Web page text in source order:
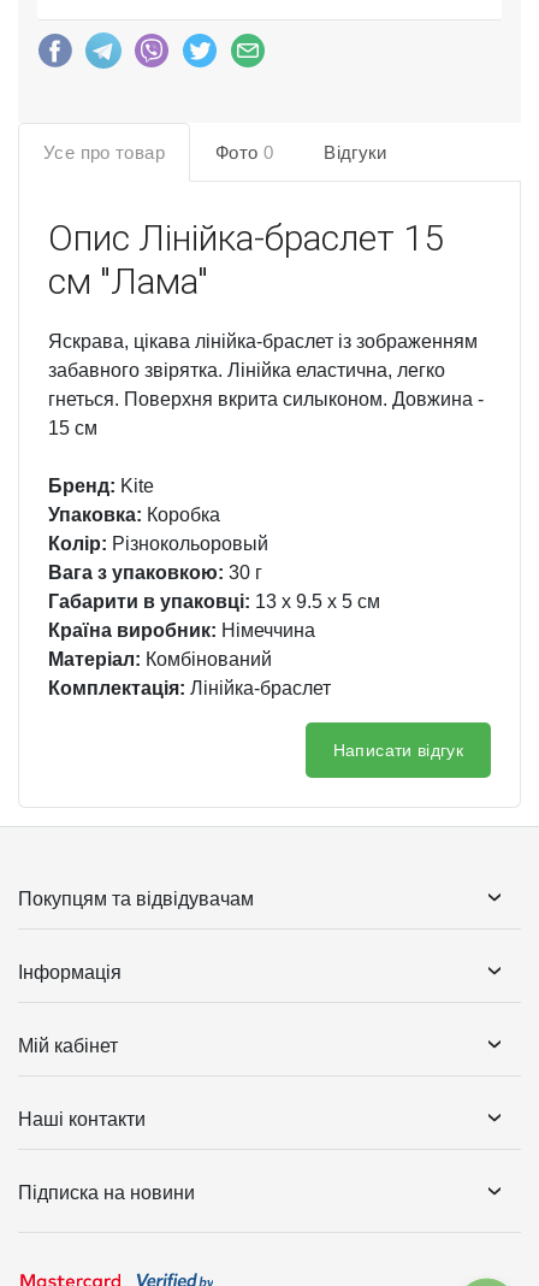
Усе про товар Фото 0 Відгуки
Опис Лінійка-браслет 15
см "Лама"
Яскрава, цікава лінійка-браслет із зображенням
забавного звірятка. Лінійка еластична, легко
гнеться. Поверхня вкрита силыконом. Довжина -
15 см
Бренд: Kite
Упаковка: Коробка
Колір: Різнокольоровый
Вага з упаковкою: 30 г
Габарити в упаковці: 13 x 9.5 x 5 см
Країна виробник: Німеччина
Матеріал: Комбінований
Комплектація: Лінійка-браслет
Написати відгук
Покупцям та відвідувачам
Інформація
Мій кабінет
Наші контакти
Підписка на новини